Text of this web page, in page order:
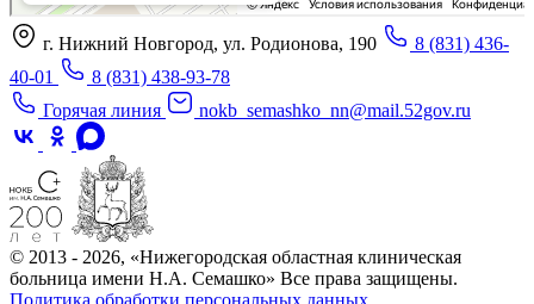
г. Нижний Новгород, ул. Родионова, 190
8 (831) 436-
40-01
8 (831) 438-93-78
Горячая линия
nokb_semashko_nn@mail.52gov.ru
© 2013 - 2026, «Нижегородская областная клиническая
больница имени Н.А. Семашко» Все права защищены.
Политика обработки персональных данных